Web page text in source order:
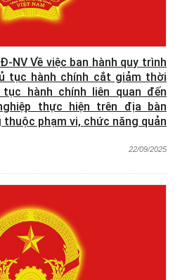
NV Về việc ban hành quy trình
tục hành chính cắt giảm thời
hành chính liên quan đến
thực hiện trên địa bàn
thuộc phạm vi, chức năng quản
22/09/2025